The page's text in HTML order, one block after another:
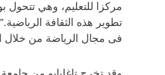
مركزا للتعليم، وهي تتحول
تطوير هذه الثقافة
فى مجال الرياضة من خلال